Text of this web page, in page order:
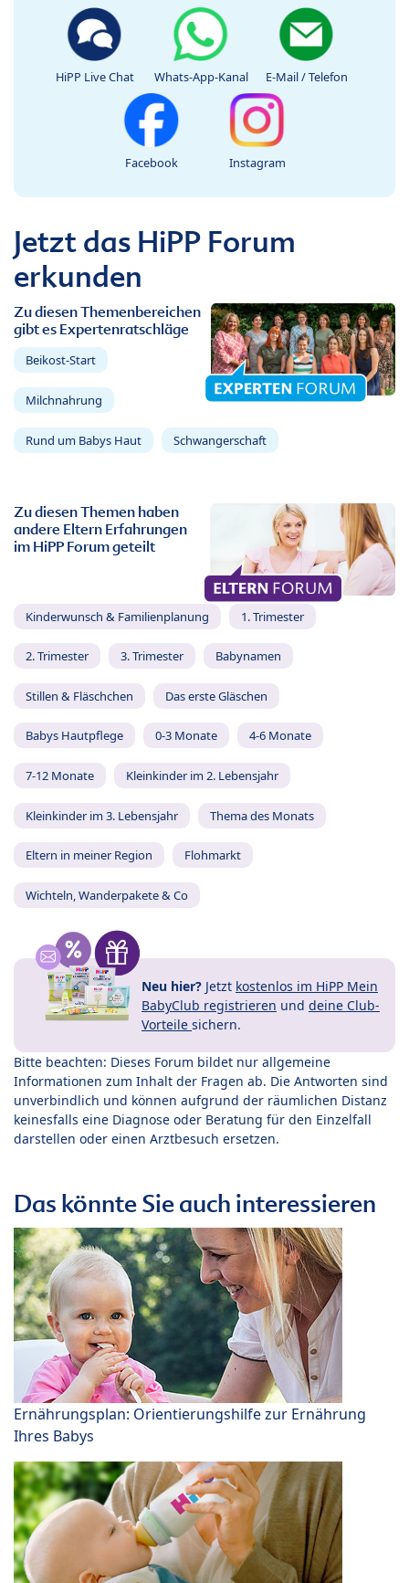
HiPP Live Chat Whats-App-Kanal E-Mail / Telefon
Facebook Instagram
Jetzt das HiPP Forum
erkunden
Zu diesen Themenbereichen
gibt es Expertenratschläge
Beikost-Start
Milchnahrung
Rund um Babys Haut Schwangerschaft
Zu diesen Themen haben
andere Eltern Erfahrungen
im HiPP Forum geteilt
Kinderwunsch & Familienplanung 1. Trimester
2. Trimester 3. Trimester Babynamen
Stillen & Fläschchen Das erste Gläschen
Babys Hautpflege 0-3 Monate 4-6 Monate
7-12 Monate Kleinkinder im 2. Lebensjahr
Kleinkinder im 3. Lebensjahr Thema des Monats
Eltern in meiner Region Flohmarkt
Wichteln, Wanderpakete & Co
Neu hier? Jetzt kostenlos im HiPP Mein
BabyClub registrieren und deine Club-
Vorteile sichern.
Bitte beachten: Dieses Forum bildet nur allgemeine
Informationen zum Inhalt der Fragen ab. Die Antworten sind
unverbindlich und können aufgrund der räumlichen Distanz
keinesfalls eine Diagnose oder Beratung für den Einzelfall
darstellen oder einen Arztbesuch ersetzen.
Das könnte Sie auch interessieren
Ernährungsplan: Orientierungshilfe zur Ernährung
Ihres Babys